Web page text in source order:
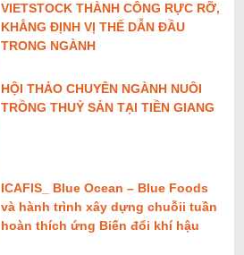
VIETSTOCK THÀNH CÔNG RỰC RỠ,
KHẲNG ĐỊNH VỊ THẾ DẪN ĐẦU
TRONG NGÀNH
HỘI THẢO CHUYÊN NGÀNH NUÔI
TRỒNG THUỶ SẢN TẠI TIỀN GIANG
ICAFIS_ Blue Ocean – Blue Foods
và hành trình xây dựng chuỗii tuần
hoàn thích ứng Biến đổi khí hậu